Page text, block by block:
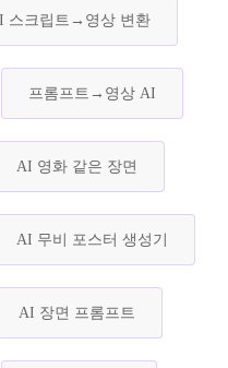
스크립트→영상 변환
프롬프트→영상 AI
AI 영화 같은 장면
AI 무비 포스터 생성기
AI 장면 프롬프트